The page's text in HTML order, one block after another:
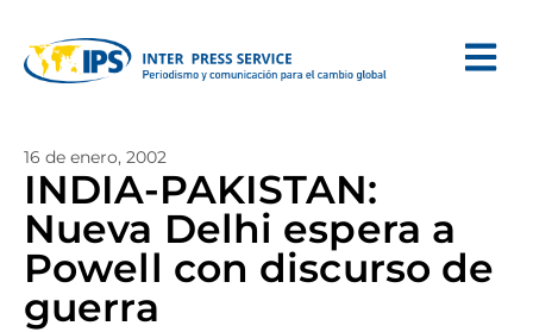
16 de enero, 2002
INDIA-PAKISTAN:
Nueva Delhi espera a
Powell con discurso de
guerra